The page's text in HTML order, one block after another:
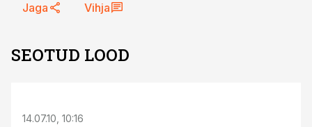
Jaga Vihja
SEOTUD LOOD
14.07.10, 10:16